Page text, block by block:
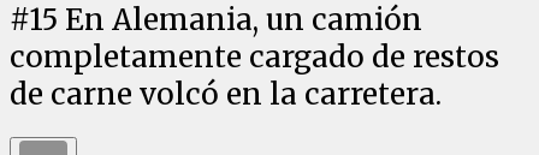
#15 En Alemania, un camión
completamente cargado de restos
de carne volcó en la carretera.